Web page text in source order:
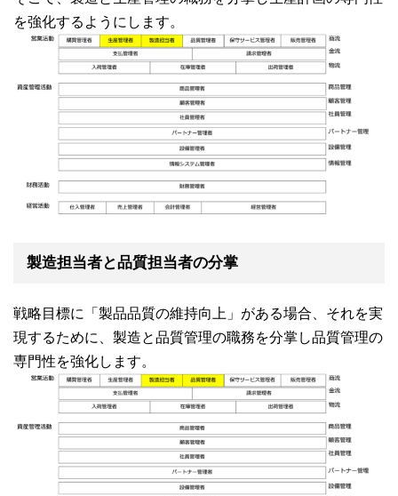
を強化するようにします。
製造担当者と品質担当者の分掌
戦略目標に「製品品質の維持向上」がある場合、それを実
現するために、製造と品質管理の職務を分掌し品質管理の
専門性を強化します。